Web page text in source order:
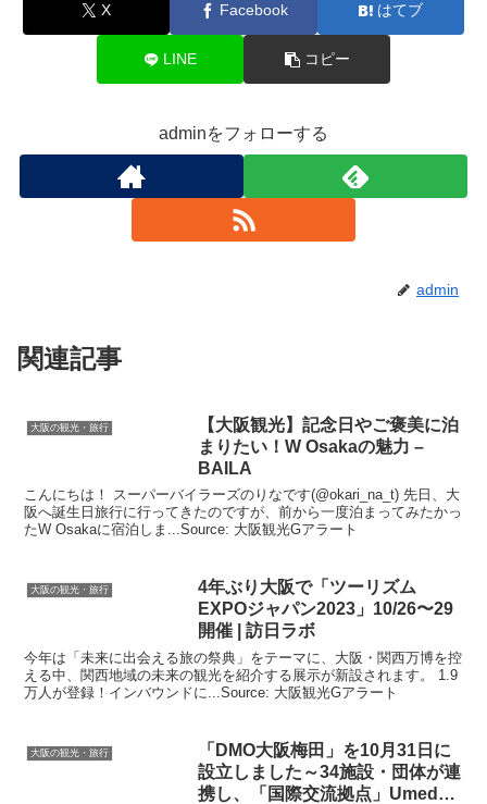
X Facebook はてブ
LINE コピー
adminをフォローする
admin
関連記事
大阪の観光・旅行 【大阪観光】記念日やご褒美に泊
まりたい！W Osakaの魅力 –
BAILA
こんにちは！ スーパーバイラーズのりなです(@okari_na_t) 先日、大
阪へ誕生日旅行に行ってきたのですが、前から一度泊まってみたかっ
たW Osakaに宿泊しま...Source: 大阪観光Gアラート
大阪の観光・旅行 4年ぶり 大阪で「ツーリズム
EXPOジャパン2023」10/26〜29
開催 | 訪日ラボ
今年は「未来に出会える旅の祭典」をテーマに、大阪・関西万博を控
える中、関西地域の未来の観光を紹介する展示が新設されます。 1.9
万人が登録！インバウンドに...Source: 大阪観光Gアラート
大阪の観光・旅行 「DMO大阪梅田」を10月31日に
設立しました～34施設・団体が連
携し、「国際交流拠点」Umeda